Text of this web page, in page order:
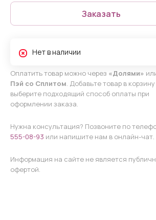
Заказать
Нет в наличии
Оплатить товар можно через «Долями»
Пэй со Сплитом. Добавьте товар в корзину
выберите подходящий способ оплаты при
оформлении заказа.
Нужна консультация? Позвоните по
555-08-93 или напишите нам в онлайн-чат.
Информация на сайте не является
офертой.